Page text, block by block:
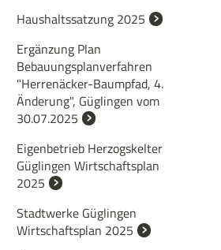
Haushaltssatzung 2025
Ergänzung Plan
Bebauungsplanverfahren
"Herrenäcker-Baumpfad, 4.
Änderung", Güglingen vom
30.07.2025
Eigenbetrieb Herzogskelter
Güglingen Wirtschaftsplan
2025
Stadtwerke Güglingen
Wirtschaftsplan 2025